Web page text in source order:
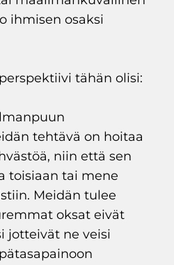
ihmisen osaksi
tähän olisi:
tehtävä on hoitaa
niin että sen
toisiaan tai mene
Meidän tulee
oksat eivät
jotteivät ne veisi